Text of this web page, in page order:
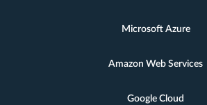
Microsoft Azure
Amazon Web Services
Google Cloud